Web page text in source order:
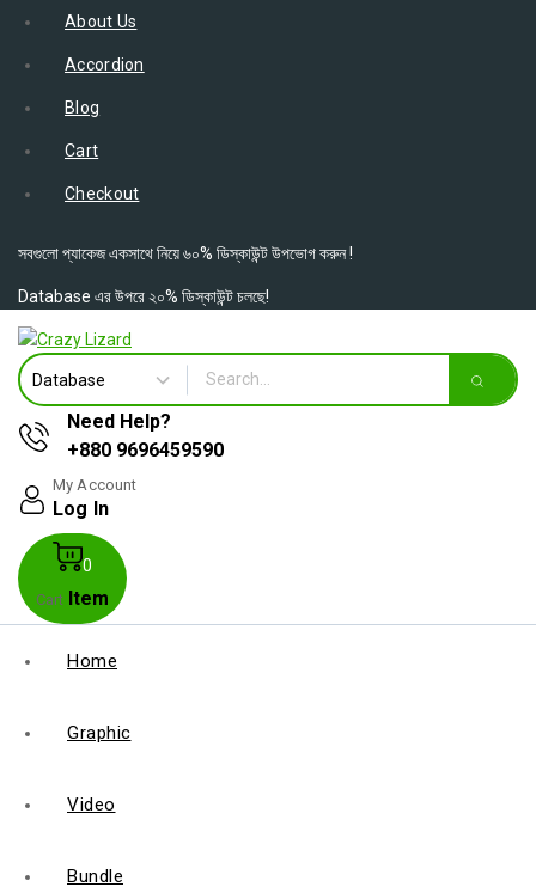
About Us
Accordion
Blog
Cart
Checkout
সবগুলো প্যাকেজ একসাথে নিয়ে ৬০% ডিস্কাউন্ট উপভোগ করুন !
Database এর উপরে ২০% ডিস্কাউন্ট চলছে!
Need Help?
+880 9696459590
My Account
Log In
0
Cart Item
Home
Graphic
Video
Bundle